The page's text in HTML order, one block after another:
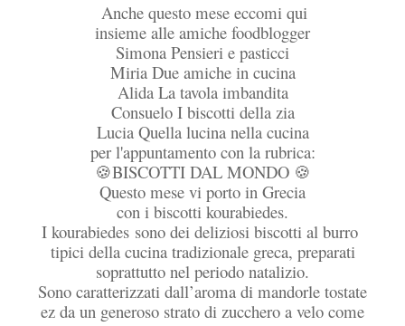
Anche questo mese eccomi qui
insieme alle amiche foodblogger
Simona Pensieri e pasticci
Miria Due amiche in cucina
Alida La tavola imbandita
Consuelo I biscotti della zia
Lucia Quella lucina nella cucina
per l'appuntamento con la rubrica:
🍪BISCOTTI DAL MONDO 🍪
Questo mese vi porto in Grecia
con i biscotti kourabiedes.
I kourabiedes sono dei deliziosi biscotti al burro
tipici della cucina tradizionale greca, preparati
soprattutto nel periodo natalizio.
Sono caratterizzati dall’aroma di mandorle tostate
ez da un generoso strato di zucchero a velo come